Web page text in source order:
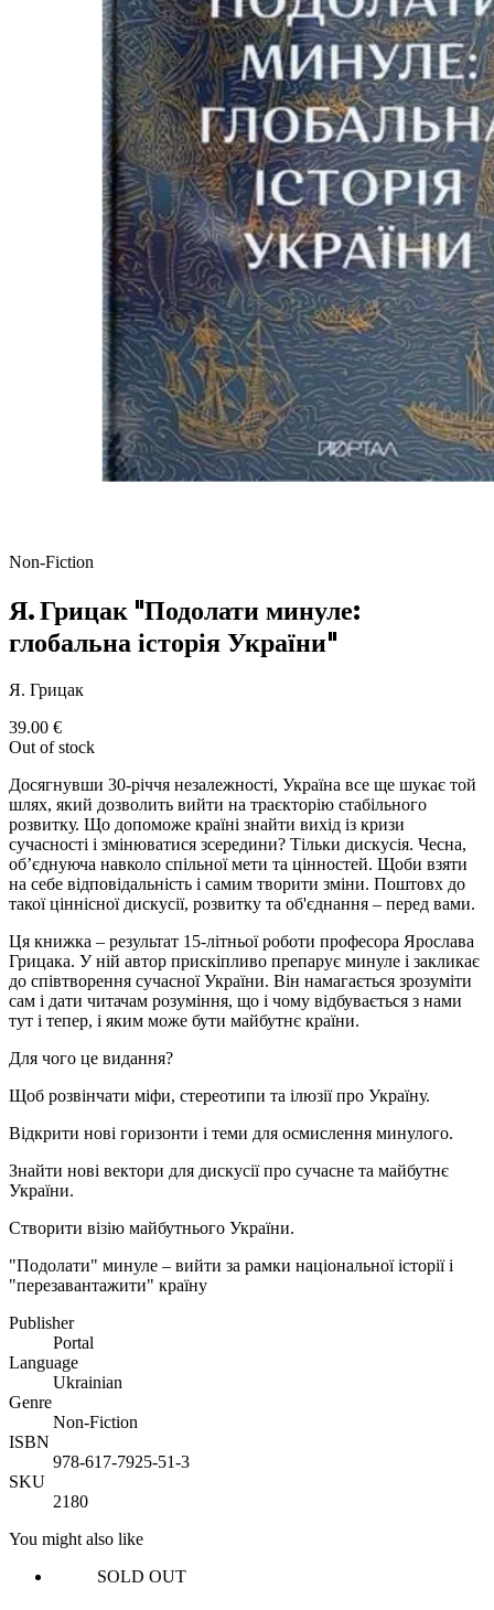
Non-Fiction
Я. Грицак "Подолати минуле:
глобальна історія України"
Я. Грицак
39.00 €
Out of stock
Досягнувши 30-річчя незалежності, Україна все ще шукає той
шлях, який дозволить вийти на траєкторію стабільного
розвитку. Що допоможе країні знайти вихід із кризи
сучасності і змінюватися зсередини? Тільки дискусія. Чесна,
об’єднуюча навколо спільної мети та цінностей. Щоби взяти
на себе відповідальність і самим творити зміни. Поштовх до
такої ціннісної дискусії, розвитку та об'єднання – перед вами.
Ця книжка – результат 15-літньої роботи професора Ярослава
Грицака. У ній автор прискіпливо препарує минуле і закликає
до співтворення сучасної України. Він намагається зрозуміти
сам і дати читачам розуміння, що і чому відбувається з нами
тут і тепер, і яким може бути майбутнє країни.
Для чого це видання?
Щоб розвінчати міфи, стереотипи та ілюзії про Україну.
Відкрити нові горизонти і теми для осмислення минулого.
Знайти нові вектори для дискусії про сучасне та майбутнє
України.
Створити візію майбутнього України.
"Подолати" минуле – вийти за рамки національної історії і
"перезавантажити" країну
Publisher
Portal
Language
Ukrainian
Genre
Non-Fiction
ISBN
978-617-7925-51-3
SKU
2180
You might also like
SOLD OUT